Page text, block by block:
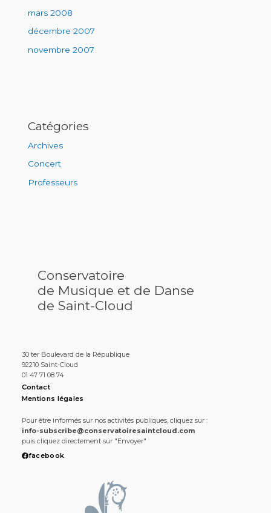
mars 2008
décembre 2007
novembre 2007
Catégories
Archives
Concert
Professeurs
Conservatoire
de Musique et de Danse
de Saint-Cloud
30 ter Boulevard de la République
92210 Saint-Cloud
01 47 71 08 74
Contact
Mentions légales
Pour être informés sur nos activités publiques, cliquez sur :
info-subscribe@conservatoiresaintcloud.com
puis cliquez directement sur "Envoyer"
facebook